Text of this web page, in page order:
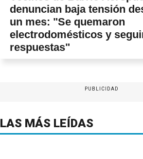
denuncian baja tensión
un mes: "Se quemaron
electrodomésticos y
respuestas"
PUBLICIDAD
LAS MÁS LEÍDAS